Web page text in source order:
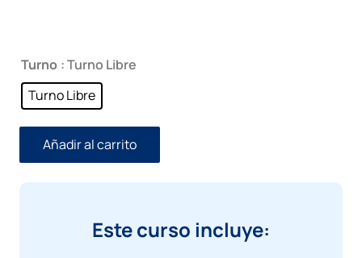
era:
Turno : Turno Libre
Turno Libre
Añadir al carrito
Este curso incluye: